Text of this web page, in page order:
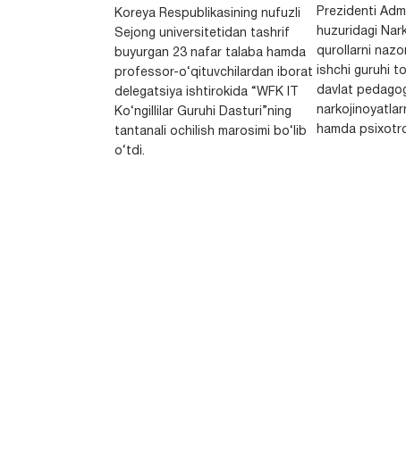
Koreya Respublikasining nufuzli
Sejong universitetidan tashrif
buyurgan 23 nafar talaba hamda
professor-o‘qituvchilardan iborat
delegatsiya ishtirokida “WFK IT
Ko‘ngillilar Guruhi Dasturi”ning
tantanali ochilish marosimi bo‘lib
o‘tdi.
Prezidenti
huzuridagi
qurollarni
ishchi guruhi
davlat
hamda